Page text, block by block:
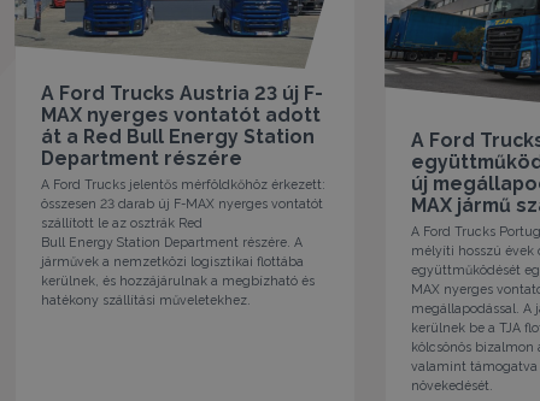
A Ford Trucks Austria 23 új F-
MAX nyerges vontatót adott
át a Red Bull Energy Station
Department részére
A Ford Trucks jelentős mérföldkőhöz érkezett:
összesen 23 darab új F-MAX nyerges vontatót
szállított le az osztrák Red
Bull Energy Station Department részére. A
járművek a nemzetközi logisztikai flottába
kerülnek, és hozzájárulnak a megbízható és
hatékony szállítási műveletekhez.
A Ford
új
MAX jármű
A Ford Trucks
mélyíti hosszú évek
együttműködését
MAX nyerges
megállapodással. A
kerülnek be a TJA
kölcsönös bizalmon
valamint támogatva
növekedését.